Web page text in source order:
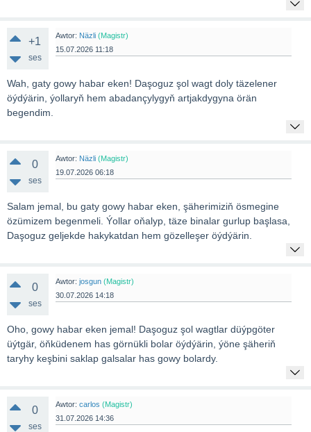
+1
ses
Awtor: Näzli (Magistr)
15.07.2026 11:18
Wah, gaty gowy habar eken! Daşoguz şol wagt doly täzelener
öýdýärin, ýollaryň hem abadançylygyň artjakdygyna örän
begendim.
0
ses
Awtor: Näzli (Magistr)
19.07.2026 06:18
Salam jemal, bu gaty gowy habar eken, şäherimiziň ösmegine
özümizem begenmeli. Ýollar oňalyp, täze binalar gurlup başlasa,
Daşoguz geljekde hakykatdan hem gözelleşer öýdýärin.
0
ses
Awtor: josgun (Magistr)
30.07.2026 14:18
Oho, gowy habar eken jemal! Daşoguz şol wagtlar düýpgöter
üýtgär, öňküdenem has görnükli bolar öýdýärin, ýöne şäheriň
taryhy keşbini saklap galsalar has gowy bolardy.
0
ses
Awtor: carlos (Magistr)
31.07.2026 14:36